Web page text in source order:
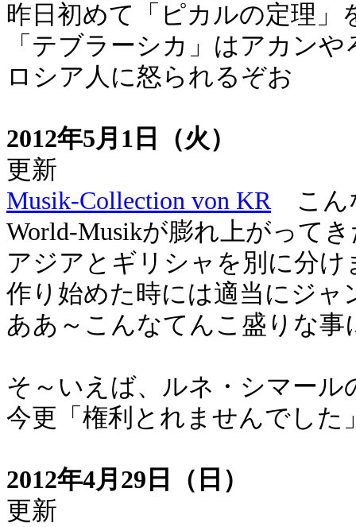
昨日初めて「ピカルの定理」
「テブラーシカ」はアカンや
ロシア人に怒られるぞお
2012年5月1日（火）
更新
Musik-Collection von KRこん
World-Musikが膨れ上がって
アジアとギリシャを別に分け
作り始めた時には適当にジ
ああ～こんなてんこ盛りな事
そ～いえば、ルネ・シマー
今更「権利とれませんでし
2012年4月29日（日）
更新